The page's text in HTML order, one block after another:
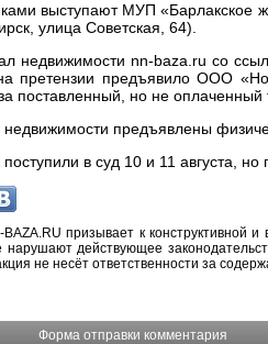
выступают МУП
улица Советская, 64).
недвижимости nn-baza.ru со
претензии предъявило ООО
поставленный, но не оплаченный
недвижимости предъявлены
в суд 10 и 11 августа,
призывает к конструктивной
нарушают действующее
не несёт ответственности за
Форма отправки комментария